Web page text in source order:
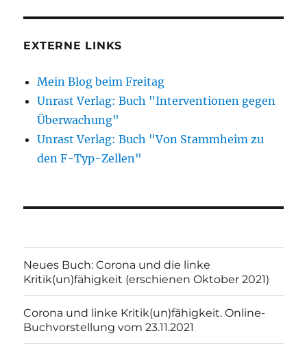
EXTERNE LINKS
Mein Blog beim Freitag
Unrast Verlag: Buch "Interventionen gegen
Überwachung"
Unrast Verlag: Buch "Von Stammheim zu
den F-Typ-Zellen"
Neues Buch: Corona und die linke
Kritik(un)fähigkeit (erschienen Oktober 2021)
Corona und linke Kritik(un)fähigkeit. Online-
Buchvorstellung vom 23.11.2021